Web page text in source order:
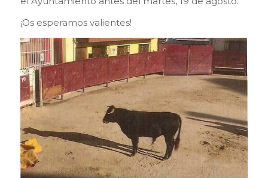
¡Os esperamos valientes!